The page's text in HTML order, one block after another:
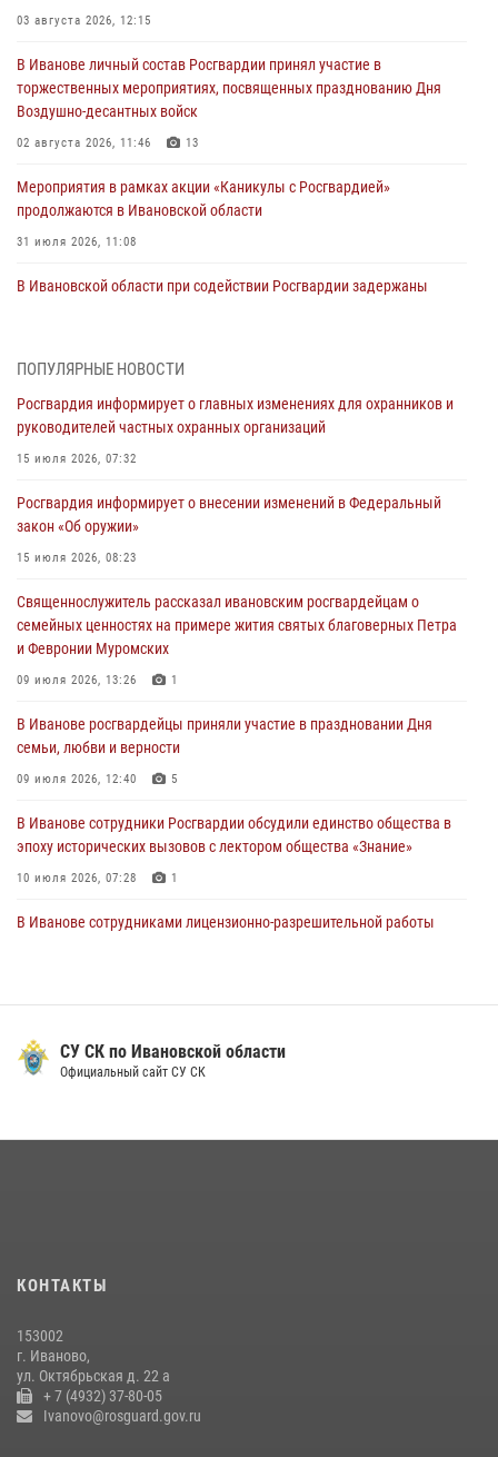
03 августа 2026, 12:15
В Иванове личный состав Росгвардии принял участие в
торжественных мероприятиях, посвященных празднованию Дня
Воздушно-десантных войск
02 августа 2026, 11:46 13
Мероприятия в рамках акции «Каникулы с Росгвардией»
продолжаются в Ивановской области
31 июля 2026, 11:08
В Ивановской области при содействии Росгвардии задержаны
празднования Дня Крещения Руси
28 июля 2026, 08:57
Росгвардии для ивановской молодежи
27 июля 2026, 14:10
занятие с вопитанниками детского лагеря
27 июля 2026, 12:56
Координационный совет по взаимодействию с частными
Ивановской области
24 июля 2026, 15:25
ПОПУЛЯРНЫЕ НОВОСТИ
Росгвардия информирует о главных изменениях для охранников и
руководителей частных охранных организаций
15 июля 2026, 07:32
Росгвардия информирует о внесении изменений в Федеральный
закон «Об оружии»
15 июля 2026, 08:23
Священнослужитель рассказал ивановским росгвардейцам о
семейных ценностях на примере жития святых благоверных Петра
и Февронии Муромских
09 июля 2026, 13:26 1
В Иванове росгвардейцы приняли участие в праздновании Дня
семьи, любви и верности
09 июля 2026, 12:40 5
В Иванове сотрудники Росгвардии обсудили единство общества в
эпоху исторических вызовов с лектором общества «Знание»
10 июля 2026, 07:28 1
В Иванове сотрудниками лицензионно-разрешительной работы
более 250 единиц оружия
08 июля 2026, 09:39
схожий с гранатой
15 июля 2026, 13:03
СУ СК по Ивановской области
Официальный сайт СУ СК
КОНТАКТЫ
153002
г. Иваново,
ул. Октябрьская д. 22 а
+ 7 (4932) 37-80-05
Ivanovo@rosguard.gov.ru